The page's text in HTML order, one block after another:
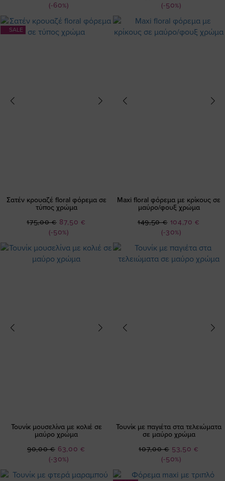
(-60%) (-50%)
Τιμή
SALE
Σατέν κρουαζέ floral φόρεμα σε
τύπος χρώμα
(-50%)
Ειδική
Τιμή
87,50 €
175,00 €
Maxi floral φόρεμα με κρίκους σε
μαύρο/φουξ χρώμα
(-30%)
Ειδική
Τιμή
104,70 €
149,50 €
Τουνίκ μουσελίνα με κολιέ σε
μαύρο χρώμα
(-30%)
Ειδική
Τιμή
63,00 €
90,00 €
Τουνίκ με παγιέτα στα τελειώματα
σε μαύρο χρώμα
(-50%)
Ειδική
Τιμή
53,50 €
107,00 €